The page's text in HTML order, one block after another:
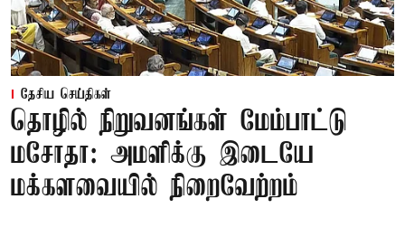
தேசிய செய்திகள்
தொழில் நிறுவனங்கள் மேம்பாட்டு
மசோதா: அமளிக்கு இடையே
மக்களவையில் நிறைவேற்றம்